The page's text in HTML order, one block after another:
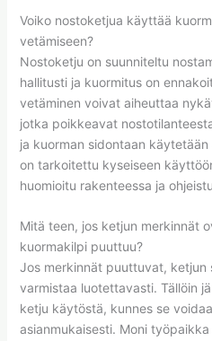
Voiko nostoketjua käyttää
vetämiseen?
Nostoketju on suunniteltu
hallitusti ja kuormitus on
vetäminen voivat aiheuttaa
jotka poikkeavat
ja kuorman sidontaan
on tarkoitettu kyseiseen
huomioitu rakenteessa ja
Mitä teen, jos ketjun merkinnät
kuormakilpi puuttuu?
Jos merkinnät puuttuvat, ketjun
varmistaa luotettavasti. Tällöin
ketju käytöstä, kunnes se
asianmukaisesti. Moni